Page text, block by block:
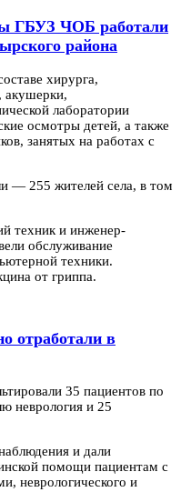
ГБУЗ ЧОБ работали
района
хирурга,
акушерки,
лаборатории
осмотры детей, а также
занятых на работах с
— 255 жителей села, в том
техник и инженер-
обслуживание
техники.
от гриппа.
отработали в
35 пациентов по
неврология и 25
и дали
помощи пациентам с
неврологического и